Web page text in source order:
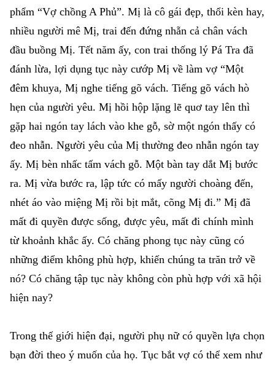
phẩm “Vợ chồng A Phủ”. Mị là cô gái đẹp, thổi kèn hay,
nhiều người mê Mị, trai đến đứng nhẵn cả chân vách
đầu buồng Mị. Tết năm ấy, con trai thống lý Pá Tra đã
đánh lừa, lợi dụng tục này cướp Mị về làm vợ “Một
đêm khuya, Mị nghe tiếng gõ vách. Tiếng gõ vách hò
hẹn của người yêu. Mị hồi hộp lặng lẽ quơ tay lên thì
gặp hai ngón tay lách vào khe gỗ, sờ một ngón thấy có
đeo nhẫn. Người yêu của Mị thường đeo nhẫn ngón tay
ấy. Mị bèn nhấc tấm vách gỗ. Một bàn tay dắt Mị bước
ra. Mị vừa bước ra, lập tức có mấy người choàng đến,
nhét áo vào miệng Mị rồi bịt mắt, cõng Mị đi.” Mị đã
mất đi quyền được sống, được yêu, mất đi chính mình
từ khoảnh khắc ấy. Có chăng phong tục này cũng có
những điểm không phù hợp, khiến chúng ta trăn trở về
nó? Có chăng tập tục này không còn phù hợp với xã hội
hiện nay?
Trong thế giới hiện đại, người phụ nữ có quyền lựa chọn
bạn đời theo ý muốn của họ. Tục bắt vợ có thể xem như